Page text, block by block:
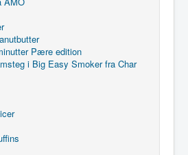
Pære edition
i Big Easy Smoker fra Char